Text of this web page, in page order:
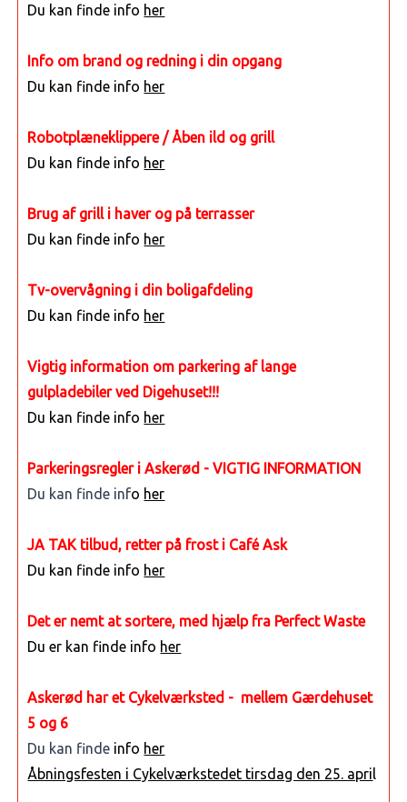
Du kan finde info her
Info om brand og redning i din opgang
Du kan finde info her
Robotplæneklippere / Åben ild og grill
Du kan finde info her
Brug af grill i haver og på terrasser
Du kan finde info her
Tv-overvågning i din boligafdeling
Du kan finde info her
Vigtig information om parkering af lange
gulpladebiler ved Digehuset!!!
Du kan finde info her
Parkeringsregler i Askerød - VIGTIG INFORMATION
Du kan finde info her
JA TAK tilbud, retter på frost i Café Ask
Du kan finde info her
Det er nemt at sortere, med hjælp fra Perfect Waste
Du er kan finde info her
Askerød har et Cykelværksted - mellem Gærdehuset
5 og 6
Du kan finde info her
Åbningsfesten i Cykelværkstedet tirsdag den 25. april